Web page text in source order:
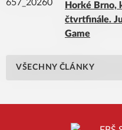
Horké Brno,
čtvrtfinále.
Game
VŠECHNY ČLÁNKY